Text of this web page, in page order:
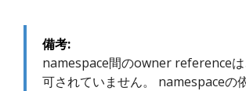
備考:
namespace間のowner reference
可されていません。 namespaceの